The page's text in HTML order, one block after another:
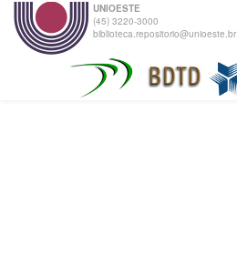
UNIOESTE
(45) 3220-3000
biblioteca.repositorio@unioeste.br